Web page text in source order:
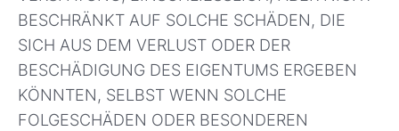
BESCHRÄNKT AUF SOLCHE SCHÄDEN, DIE
SICH AUS DEM VERLUST ODER DER
BESCHÄDIGUNG DES EIGENTUMS ERGEBEN
KÖNNTEN, SELBST WENN SOLCHE
FOLGESCHÄDEN ODER BESONDEREN